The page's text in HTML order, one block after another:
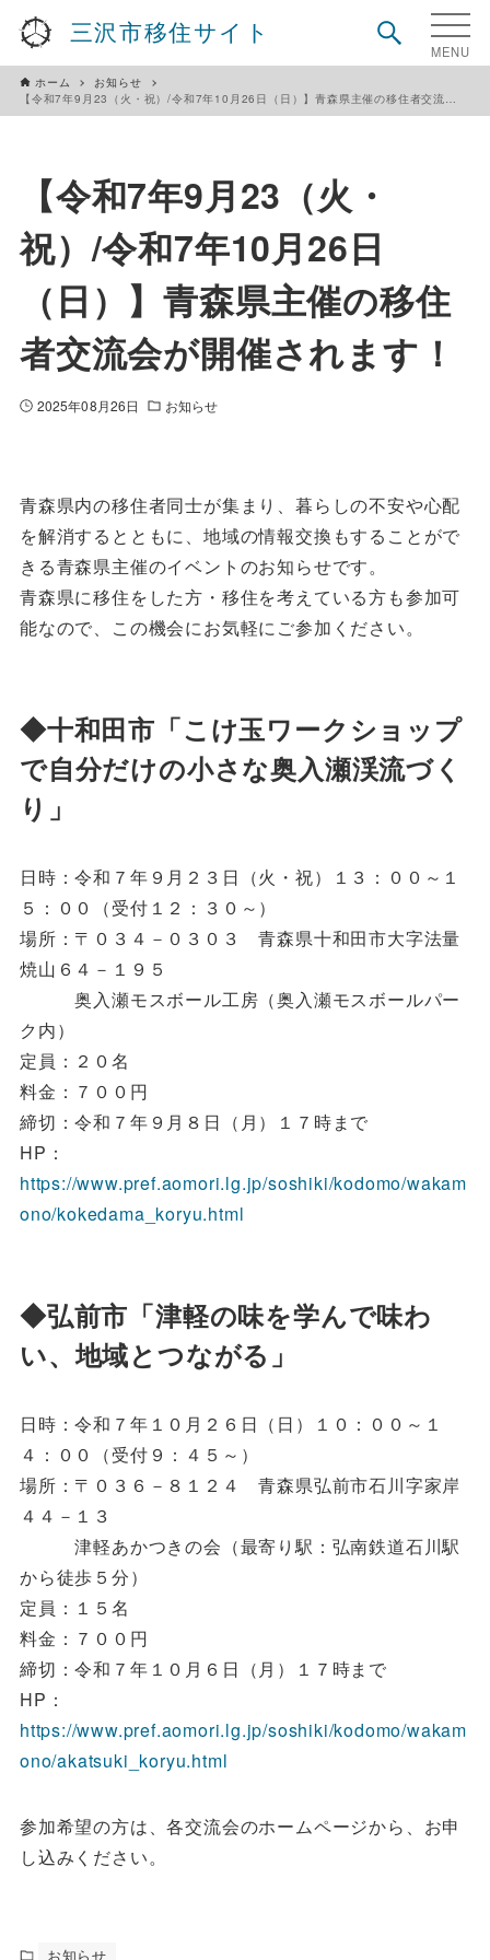
三沢市移住サイト
ホーム
お知らせ
【令和7年9月23（火・祝）/令和7年10月26日（日）】青森県主催の移住者交流会が開催されます！
【令和7年9月23（火・
祝）/令和7年10月26日
（日）】青森県主催の移住
者交流会が開催されます！
2025年08月26日 お知らせ
青森県内の移住者同士が集まり、暮らしの不安や心配
を解消するとともに、地域の情報交換もすることがで
きる青森県主催のイベントのお知らせです。
青森県に移住をした方・移住を考えている方も参加可
能なので、この機会にお気軽にご参加ください。
◆十和田市「こけ玉ワークショップ
で自分だけの小さな奥入瀬渓流づく
り」
日時：令和７年９月２３日（火・祝）１３：００～１
５：００（受付１２：３０～）
場所：〒０３４－０３０３ 青森県十和田市大字法量
焼山６４－１９５
奥入瀬モスボール工房（奥入瀬モスボールパー
ク内）
定員：２０名
料金：７００円
締切：令和７年９月８日（月）１７時まで
HP：
https://www.pref.aomori.lg.jp/soshiki/kodomo/wakam
ono/kokedama_koryu.html
◆弘前市「津軽の味を学んで味わ
い、地域とつながる」
日時：令和７年１０月２６日（日）１０：００～１
４：００（受付９：４５～）
場所：〒０３６－８１２４ 青森県弘前市石川字家岸
４４－１３
津軽あかつきの会（最寄り駅：弘南鉄道石川駅
から徒歩５分）
定員：１５名
料金：７００円
締切：令和７年１０月６日（月）１７時まで
HP：
https://www.pref.aomori.lg.jp/soshiki/kodomo/wakam
ono/akatsuki_koryu.html
参加希望の方は、各交流会のホームページから、お申
し込みください。
お知らせ